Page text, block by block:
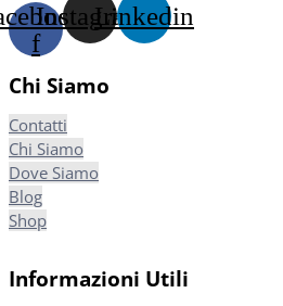
f
InstagramLinkedin
Chi Siamo
Contatti
Chi Siamo
Dove Siamo
Blog
Shop
Informazioni Utili